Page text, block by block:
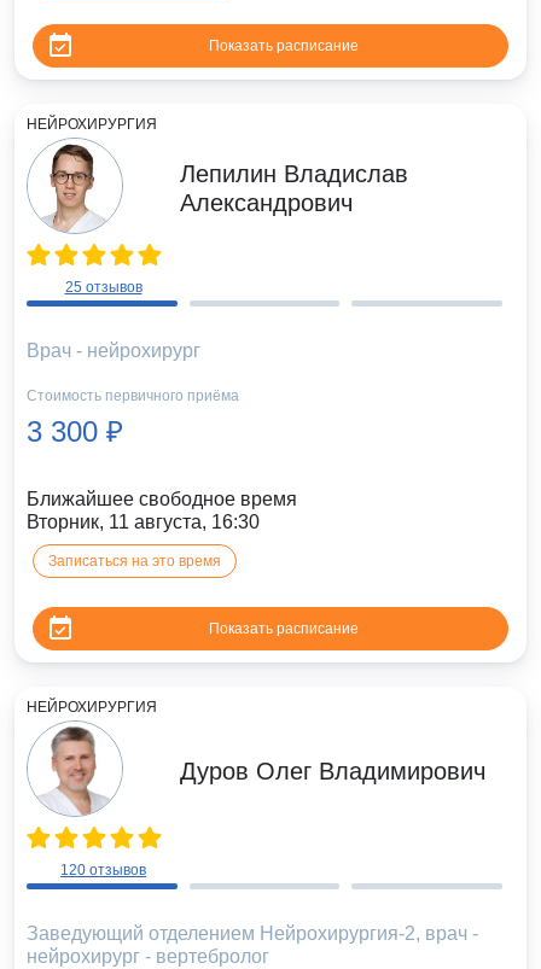
Показать расписание
НЕЙРОХИРУРГИЯ
25 отзывов
Лепилин Владислав
Александрович
Врач - нейрохирург
Стоимость первичного приёма
3 300 ₽
Ближайшее свободное время
Вторник, 11 августа, 16:30
Записаться на это время
Показать расписание
НЕЙРОХИРУРГИЯ
120 отзывов
Дуров Олег Владимирович
Заведующий отделением Нейрохирургия-2, врач -
нейрохирург - вертебролог